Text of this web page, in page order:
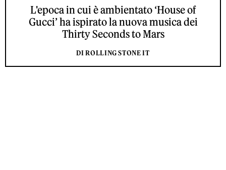
L'epoca in cui è ambientato ‘House of
Gucci’ ha ispirato la nuova musica dei
Thirty Seconds to Mars
DI ROLLING STONE IT